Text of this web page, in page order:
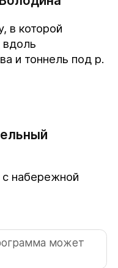
в которой
вдоль
и тоннель под р.
набережной
может